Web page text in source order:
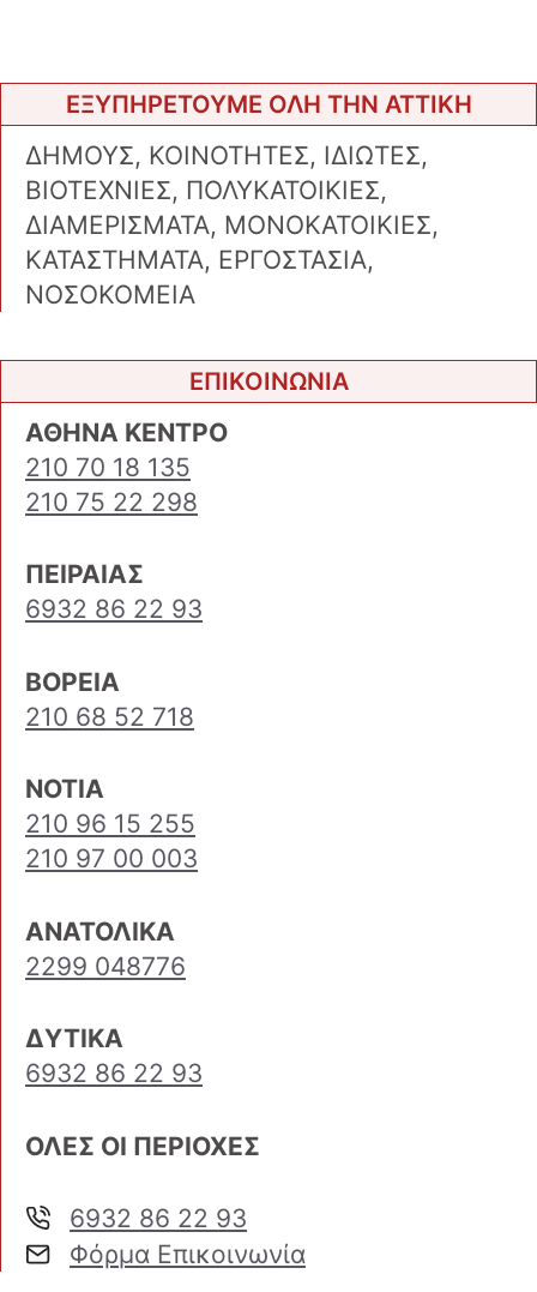
ΕΞΥΠΗΡΕΤΟΥΜΕ ΟΛΗ ΤΗΝ ΑΤΤΙΚΗ
ΔΗΜΟΥΣ, ΚΟΙΝΟΤΗΤΕΣ, ΙΔΙΩΤΕΣ,
ΒΙΟΤΕΧΝΙΕΣ, ΠΟΛΥΚΑΤΟΙΚΙΕΣ,
ΔΙΑΜΕΡΙΣΜΑΤΑ, ΜΟΝΟΚΑΤΟΙΚΙΕΣ,
ΚΑΤΑΣΤΗΜΑΤΑ, ΕΡΓΟΣΤΑΣΙΑ,
ΝΟΣΟΚΟΜΕΙΑ
ΕΠΙΚΟΙΝΩΝΙΑ
ΑΘΗΝΑ ΚΕΝΤΡΟ
210 70 18 135
210 75 22 298
ΠΕΙΡΑΙΑΣ
6932 86 22 93
ΒΟΡΕΙΑ
210 68 52 718
ΝΟΤΙΑ
210 96 15 255
210 97 00 003
ΑΝΑΤΟΛΙΚΑ
2299 048776
ΔΥΤΙΚΑ
6932 86 22 93
ΟΛΕΣ ΟΙ ΠΕΡΙΟΧΕΣ
6932 86 22 93
Φόρμα Επικοινωνία